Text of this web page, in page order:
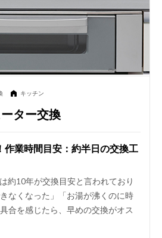
キッチン
ター交換
業時間目安：約半日の交換工
約10年が交換目安と言われており
なくなった」「お湯が沸くのに時
合を感じたら、早めの交換がオス